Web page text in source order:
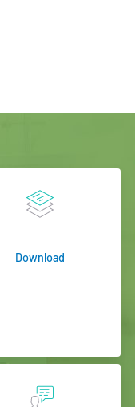
Download